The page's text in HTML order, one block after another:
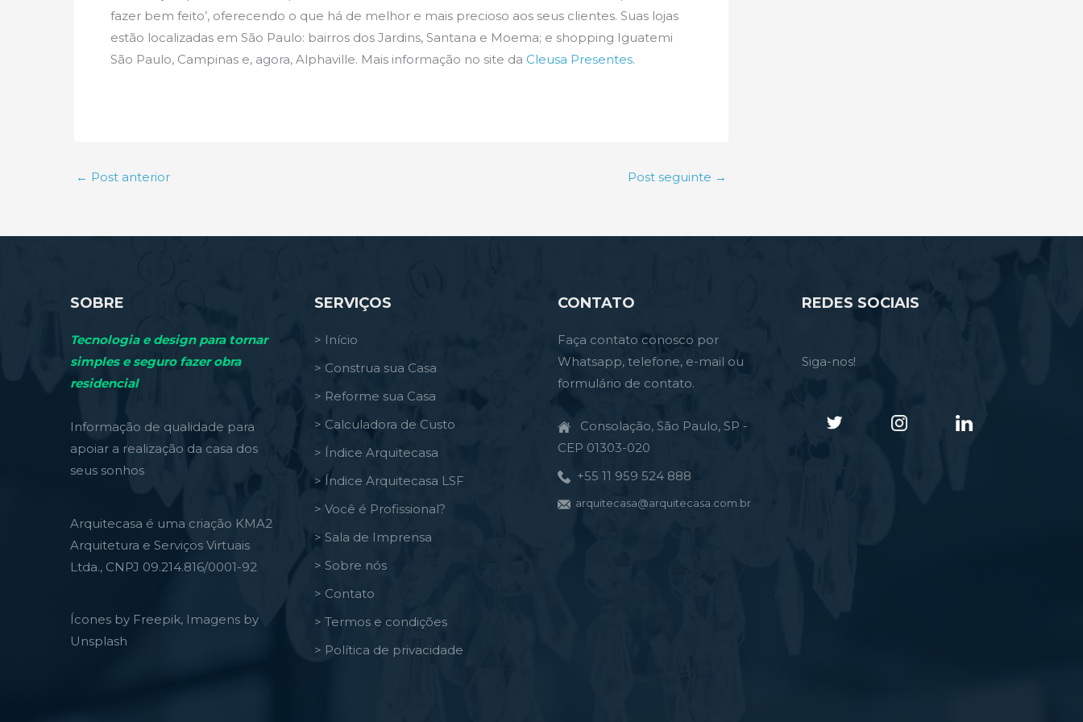
fazer bem feito’, oferecendo o que há de melhor e mais precioso aos seus clientes. Suas lojas
estão localizadas em São Paulo: bairros dos Jardins, Santana e Moema; e shopping Iguatemi
São Paulo, Campinas e, agora, Alphaville. Mais informação no site da Cleusa Presentes.
← Post anterior Post seguinte →
SOBRE
Tecnologia e design para tornar
simples e seguro fazer obra
residencial
Informação de qualidade para
apoiar a realização da casa dos
seus sonhos
Arquitecasa é uma criação KMA2
Arquitetura e Serviços Virtuais
Ltda., CNPJ 09.214.816/0001-92
Ícones by Freepik, Imagens by
Unsplash
SERVIÇOS
> Início
> Construa sua Casa
> Reforme sua Casa
> Calculadora de Custo
> Índice Arquitecasa
> Índice Arquitecasa LSF
> Você é Profissional?
> Sala de Imprensa
> Sobre nós
> Contato
> Termos e condições
> Política de privacidade
CONTATO
Faça contato conosco por
Whatsapp, telefone, e-mail ou
formulário de contato.
Consolação, São Paulo, SP -
CEP 01303-020
+55 11 959 524 888
arquitecasa@arquitecasa.com.br
REDES SOCIAIS
Siga-nos!